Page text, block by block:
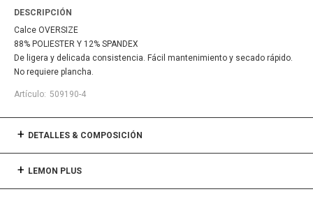
DESCRIPCIÓN
Calce OVERSIZE
88% POLIESTER Y 12% SPANDEX
De ligera y delicada consistencia. Fácil mantenimiento y secado rápido.
No requiere plancha.
509190-4
DETALLES & COMPOSICIÓN
LEMON PLUS